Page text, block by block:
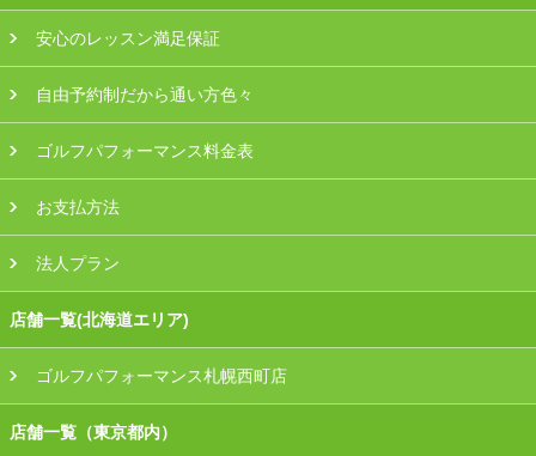
安心のレッスン満足保証
自由予約制だから通い方色々
ゴルフパフォーマンス料金表
お支払方法
法人プラン
店舗一覧(北海道エリア)
ゴルフパフォーマンス札幌西町店
店舗一覧（東京都内）